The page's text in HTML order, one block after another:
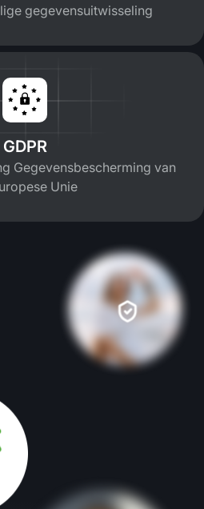
gegevensuitwisseling
GDPR
Gegevensbescherming van
Unie